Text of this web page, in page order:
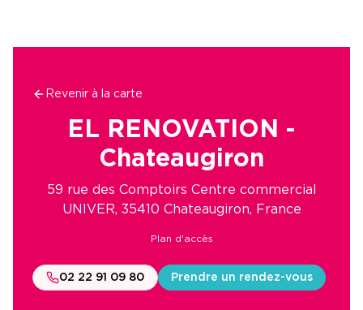
Revenir à la carte
EL RENOVATION -
Chateaugiron
59 rue des Comptoirs Centre commercial
UNIVER, 35410 Chateaugiron, France
Plan d'accès
02 22 91 09 80 Prendre un rendez-vous